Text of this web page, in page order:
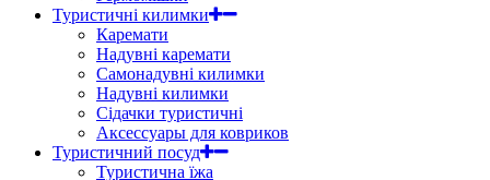
Туристичні килимки
Каремати
Надувні каремати
Самонадувні килимки
Надувні килимки
Сідачки туристичні
Аксессуары для ковриков
Туристичний посуд
Туристична їжа